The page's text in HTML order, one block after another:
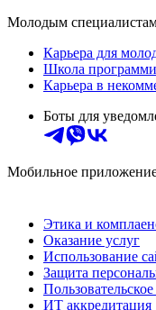
Молодым
Карьера для
Школа
Карьера в
Боты для
Мобильное
Этика и
Оказание услуг
Использование
Защита
ИТ аккредитация